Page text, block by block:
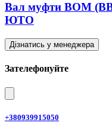
Вал муфти ВОМ
ЮТО
Дізнатись у менеджера
Зателефонуйте
+380939915050